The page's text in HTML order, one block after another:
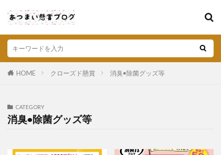
HOME クローズド懸賞 消臭•除菌グッズ等
CATEGORY
消臭•除菌グッズ等